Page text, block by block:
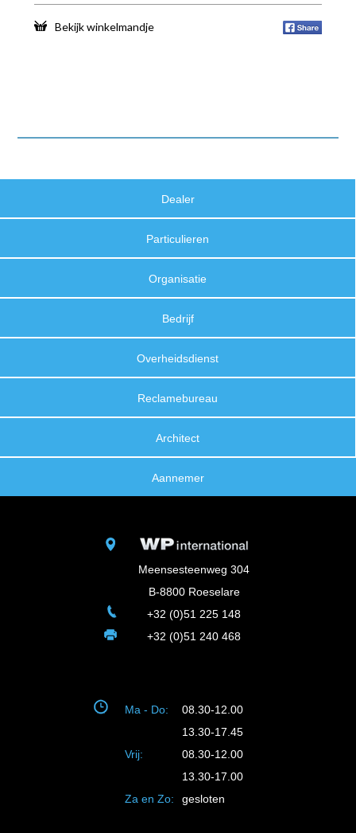
Bekijk winkelmandje
Dealer
Particulieren
Organisatie
Bedrijf
Overheidsdienst
Reclamebureau
Architect
Aannemer
Meensesteenweg 304
B-8800 Roeselare
+32 (0)51 225 148
+32 (0)51 240 468
Ma - Do:
08.30-12.00
13.30-17.45
Vrij:
08.30-12.00
13.30-17.00
Za en Zo:
gesloten